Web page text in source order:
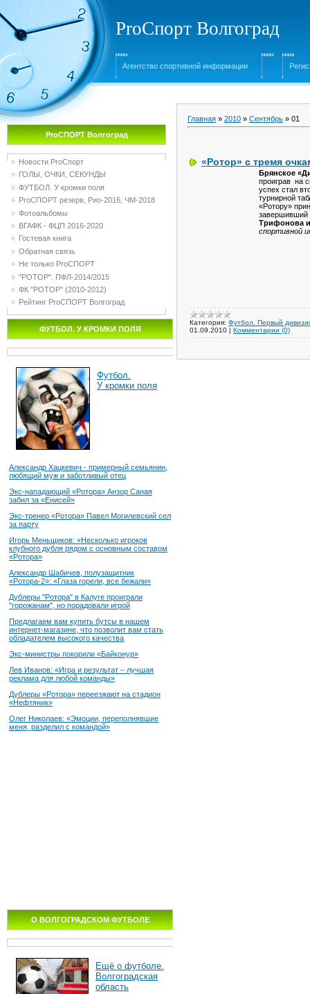
ProСпорт Волгоград
Агентство спортивной информации
ProСПОРТ Волгоград
Новости ProСпорт
ГОЛЫ, ОЧКИ, СЕКУНДЫ
ФУТБОЛ. У кромки поля
ProСПОРТ резерв, Рио-2016, ЧМ-2018
Фотоальбомы
ВГАФК - ФЦП 2016-2020
Гостевая книга
Обратная связь
Не только ProСПОРТ
"РОТОР". ПФЛ-2014/2015
ФК "РОТОР" (2010-2012)
Рейтинг ProСПОРТ Волгоград
ФУТБОЛ. У КРОМКИ ПОЛЯ
Футбол.
У кромки поля
Александр Хацкевич - примерный семьянин,
любящий муж и заботливый отец
Экс-нападающий «Ротора» Анзор Саная
забил за «Енисей»
Экс-тренер «Ротора» Павел Могилевский сел
за парту
Игорь Меньщиков: «Несколько игроков
клубного дубля рядом с основным составом
«Ротора»
Александр Шабичев, полузащитник
«Ротора-2»: «Глаза горели, все бежали»
Дублеры "Ротора" в Калуге проиграли
"горожанам", но порадовали игрой
Предлагаем вам купить бутсы в нашем
интернет-магазине, что позволит вам стать
обладателем высокого качества
Экс-министры покорили «Байконур»
Лев Иванов: «Игра и результат – лучшая
реклама для любой команды»
Дублеры «Ротора» переезжают на стадион
«Нефтяник»
Олег Николаев: «Эмоции, переполнявшие
меня, разделил с командой»
О ВОЛГОГРАДСКОМ ФУТБОЛЕ
Ещё о футболе.
Волгоградская
область
Главная » 2010 » Сентябрь » 01
«Ротор» с тремя
Брянское
проиграв на
успех стал
турнирной
«Ротору»
завершивший
Трифонова
спортивной
Категория: Футбол. Первый
01.09.2010 | Комментарии (0)